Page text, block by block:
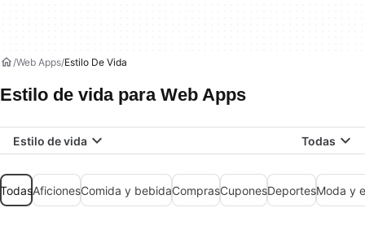
Web Apps Estilo De Vida
Estilo de vida para Web Apps
Estilo de vida Todas
TodasAficionesComida y bebidaComprasCuponesDeportesModa y